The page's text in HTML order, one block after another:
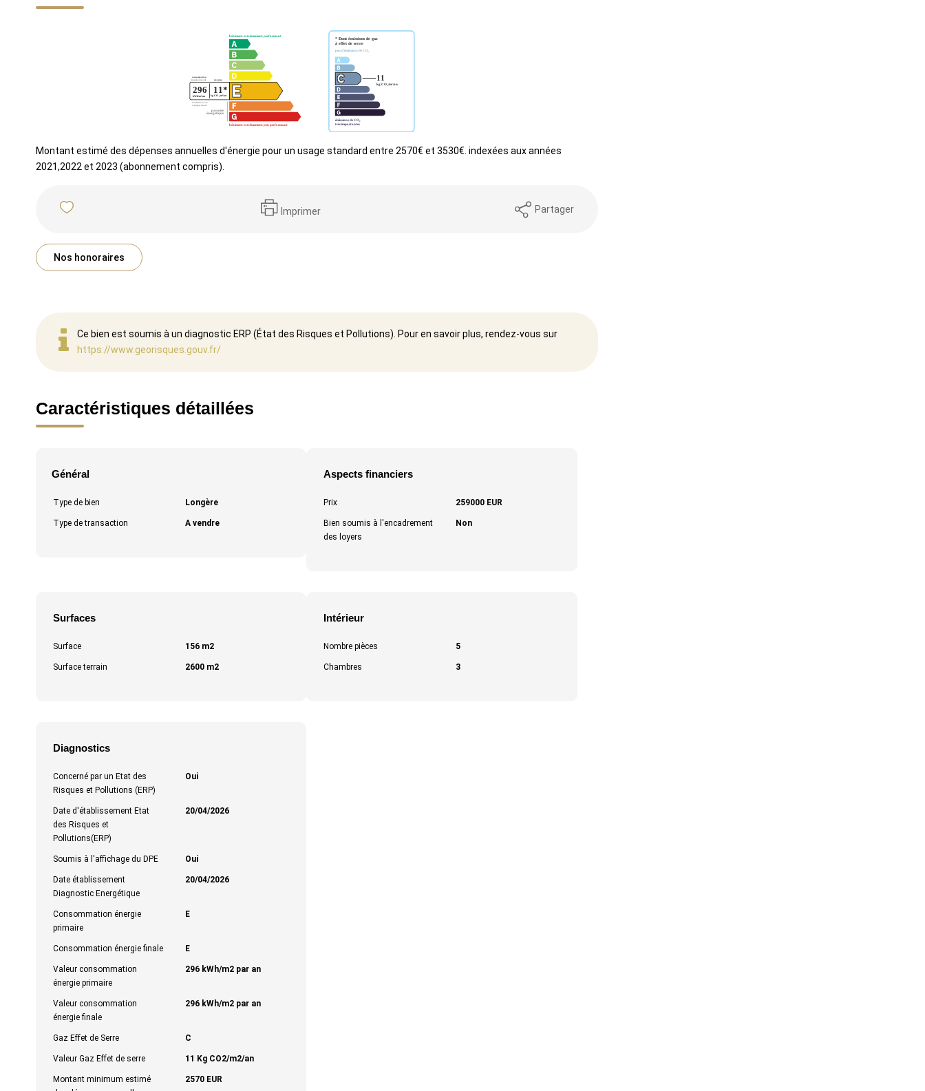
Montant estimé des dépenses annuelles d'énergie pour un usage standard entre 2570€ et 3530€. indexées aux années
2021,2022 et 2023 (abonnement compris).
Imprimer Partager
Nos honoraires
Ce bien est soumis à un diagnostic ERP (État des Risques et Pollutions). Pour en savoir plus, rendez-vous sur
https://www.georisques.gouv.fr/
Caractéristiques détaillées
Général
Type de bien Longère
Type de transaction A vendre
Aspects financiers
Prix 259000 EUR
Bien soumis à l'encadrement
des loyers
Non
Surfaces
Surface 156 m2
Surface terrain 2600 m2
Intérieur
Nombre pièces 5
Chambres 3
Diagnostics
Concerné par un Etat des
Risques et Pollutions (ERP)
Oui
Date d'établissement Etat
des Risques et
Pollutions(ERP)
20/04/2026
Soumis à l'affichage du DPE Oui
Date établissement
Diagnostic Energétique
20/04/2026
Consommation énergie
primaire
E
Consommation énergie finale E
Valeur consommation
énergie primaire
296 kWh/m2 par an
Valeur consommation
énergie finale
296 kWh/m2 par an
Gaz Effet de Serre C
Valeur Gaz Effet de serre 11 Kg CO2/m2/an
Montant minimum estimé
2570 EUR